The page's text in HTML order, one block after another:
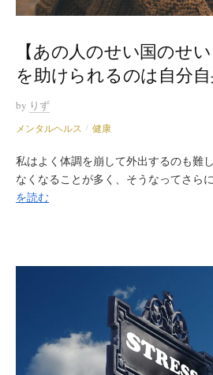
【あの人のせい国のせ
を助けられるのは自分
by りず
メンタルヘルス / 健康
私はよく体調を崩して外出するのも難
なくなることが多く、そうなってさら
を読む